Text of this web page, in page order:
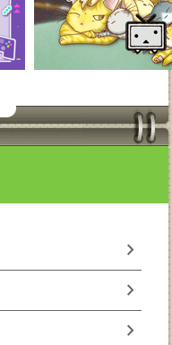
chevron_right
chevron_right
chevron_right